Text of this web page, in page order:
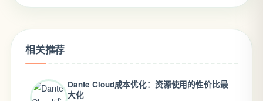
相关推荐
Dante Cloud成本优化：资源使用的性价比最
大化